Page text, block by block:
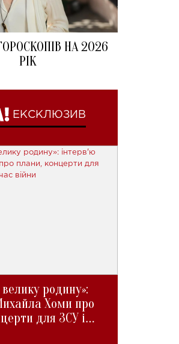
НА 2026
РІК
ЕКСКЛЮЗИВ
родину»:
Хоми про
для ЗСУ і